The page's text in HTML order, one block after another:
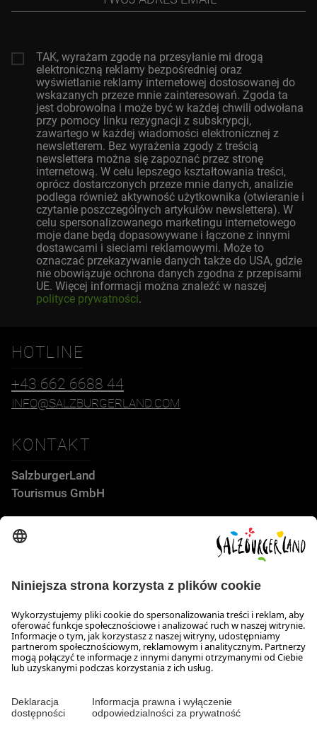
email
TAK, wyrażam zgodę na przesyłanie mi drogą
elektroniczną reklamy bezpośredniej oraz
wyświetlanie reklamy internetowej dostosowanej do
wskazanych przeze mnie zainteresowań. Zgoda ta
jest dobrowolna i może być w każdej chwili odwołana
przy pomocy linku rezygnacji z subskrypcji,
zawartego w każdej wiadomości elektronicznej z
newsletterem. Bez wyrażenia zgody z treścią
newslettera można się zapoznać przez stronę
internetową. W celu lepszego kształtowania treści,
oprócz dostarczonych przeze mnie danych, analizie
podlega również aktywność użytkownika (otwieranie i
czytanie poszczególnych artykułów newslettera). W
celu spersonalizowanego marketingu internetowego
moje dane będą dopasowywane i łączone z innymi
dostawcami i sieciami reklamowymi. Może to
oznaczać przekazywanie danych także do USA, gdzie
nie obowiązuje ochrona danych zgodna z przepisami
UE. Więcej informacji można znaleźć w naszej
polityce prywatności.
HOTLINE
+43 662 6688 44
INFO@SALZBURGERLAND.COM
KONTAKT
SalzburgerLand
Tourismus GmbH
Wiener Bundesstraße 23
5300 Hallwang
GODZINY OTWARCIA
Skontaktuj się z nami!